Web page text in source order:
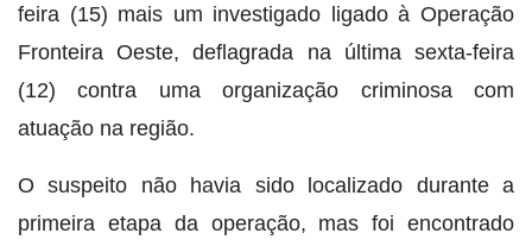
feira (15) mais um investigado ligado à Operação
Fronteira Oeste, deflagrada na última sexta-feira
(12) contra uma organização criminosa com
atuação na região.
O suspeito não havia sido localizado durante a
primeira etapa da operação, mas foi encontrado